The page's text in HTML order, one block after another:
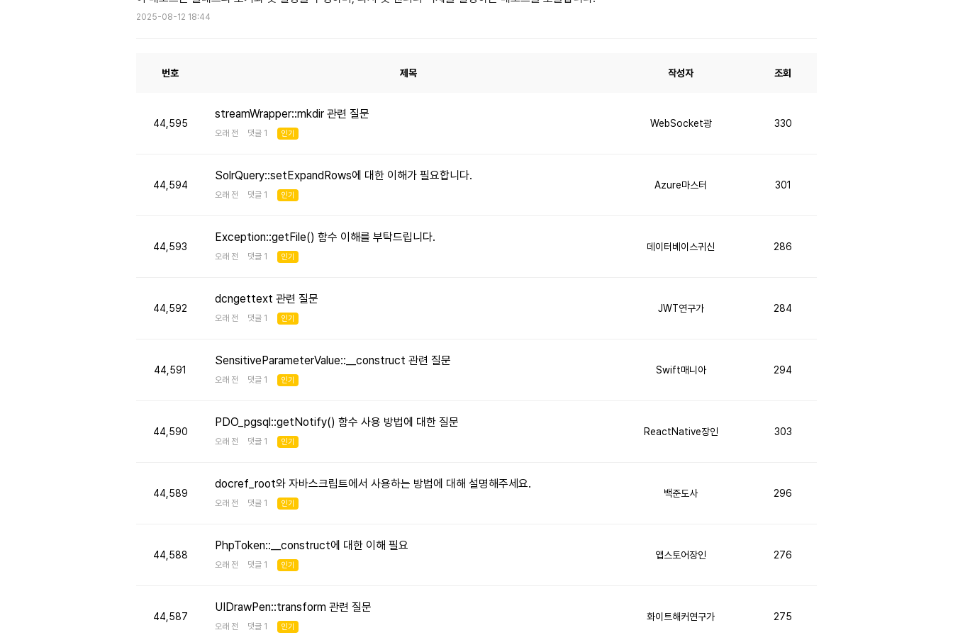
2025-08-12 18:44
번호 제목 작성자 조회
44,595
streamWrapper::mkdir 관련 질문
오래 전 댓글 1 인기
WebSocket광 330
44,594
SolrQuery::setExpandRows에 대한 이해가 필요합니다.
오래 전 댓글 1 인기
Azure마스터 301
44,593
Exception::getFile() 함수 이해를 부탁드립니다.
오래 전 댓글 1 인기
데이터베이스귀신 286
44,592
dcngettext 관련 질문
오래 전 댓글 1 인기
JWT연구가 284
44,591
SensitiveParameterValue::__construct 관련 질문
오래 전 댓글 1 인기
Swift매니아 294
44,590
PDO_pgsql::getNotify() 함수 사용 방법에 대한 질문
오래 전 댓글 1 인기
ReactNative장인 303
44,589
docref_root와 자바스크립트에서 사용하는 방법에 대해 설명해주세요.
오래 전 댓글 1 인기
백준도사 296
44,588
PhpToken::__construct에 대한 이해 필요
오래 전 댓글 1 인기
앱스토어장인 276
44,587
UIDrawPen::transform 관련 질문
오래 전 댓글 1 인기
화이트해커연구가 275